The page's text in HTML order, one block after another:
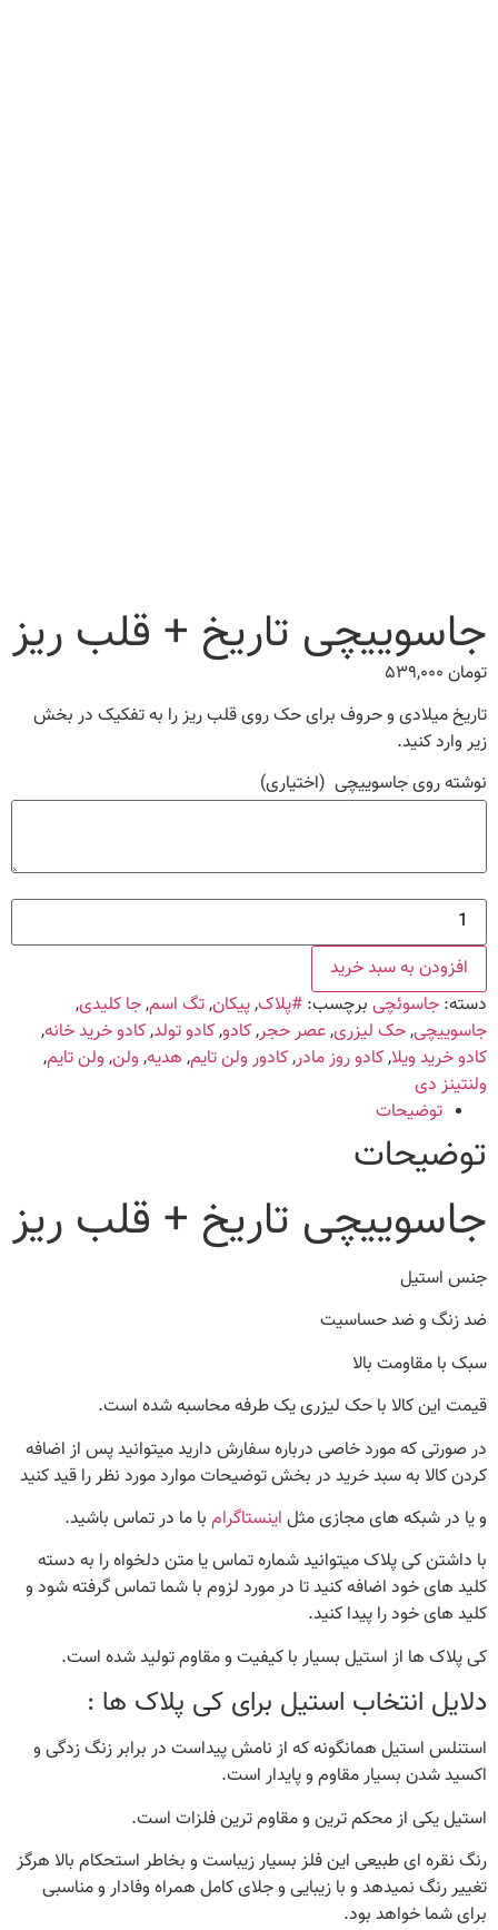
جاسوییچی تاریخ + قلب ریز
تومان
تاریخ میلادی و حروف برای حک روی قلب ریز را به تفکیک در بخش
زیر وارد کنید.
نوشته روی جاسوییچی (اختیاری)
جاسوییچی
تاریخ
+
قلب
عدد
افزودن به سبد خرید
دسته: جاسوئچی برچسب: #پلاک,پیکان,تگ اسم,جا کلیدی,
جاسوییچی,حک لیزری,عصر حجر,کادو,کادو تولد,کادو خرید خانه,
کادو خرید ویلا,کادو روز مادر,کادور ولن تایم, هدیه, ولن, ولن تایم,
ولنتینز دی
توضیحات
توضیحات
جاسوییچی تاریخ + قلب ریز
جنس استیل
ضد زنگ و ضد حساسیت
سبک با مقاومت بالا
قیمت این کالا با حک لیزری یک طرفه محاسبه شده است.
در صورتی که مورد خاصی درباره سفارش دارید میتوانید پس از اضافه
کردن کالا به سبد خرید در بخش توضیحات موارد مورد نظر را قید کنید
و یا در شبکه های مجازی مثل اینستاگرام با ما در تماس باشید.
با داشتن کی پلاک میتوانید شماره تماس یا متن دلخواه را به دسته
کلید های خود اضافه کنید تا در مورد لزوم با شما تماس گرفته شود و
کلید های خود را پیدا کنید.
کی پلاک ها از استیل بسیار با کیفیت و مقاوم تولید شده است.
دلایل انتخاب استیل برای کی پلاک ها :
استنلس استیل همانگونه که از نامش پیداست در برابر زنگ زدگی و
اکسید شدن بسیار مقاوم و پایدار است.
استیل یکی از محکم ترین و مقاوم ترین فلزات است.
رنگ نقره ای طبیعی این فلز بسیار زیباست و بخاطر استحکام بالا هرگز
تغییر رنگ نمیدهد و با زیبایی و جلای کامل همراه وفادار و مناسبی
برای شما خواهد بود.